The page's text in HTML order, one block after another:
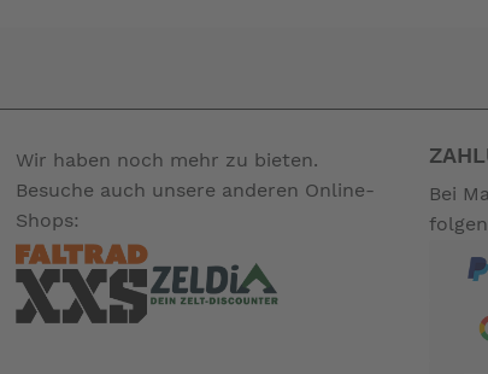
Wir haben noch mehr zu bieten.
Besuche auch unsere anderen Online-
Shops:
Bei